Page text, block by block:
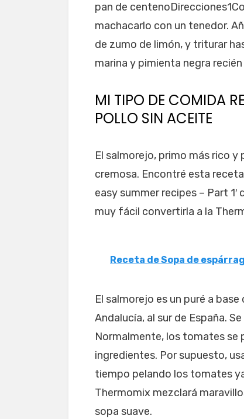
pan de
machacarlo con un tenedor.
de zumo de limón, y triturar
marina y pimienta negra
MI TIPO DE COMIDA
POLLO SIN ACEITE
El salmorejo, primo más rico
cremosa. Encontré esta
easy summer recipes – Part
muy fácil convertirla a la
Receta de Sopa de
El salmorejo es un puré a
Andalucía, al sur de España.
Normalmente, los tomates se
ingredientes. Por supuesto,
tiempo pelando los tomates
Thermomix mezclará
sopa suave.